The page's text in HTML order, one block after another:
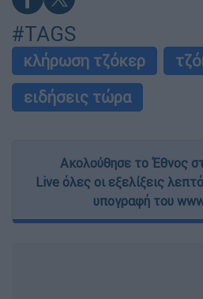
#TAGS
κλήρωση τζόκερ
ειδήσεις τώρα
Ακολούθησε το Έθνος
Live όλες οι εξελίξεις
υπογραφή του